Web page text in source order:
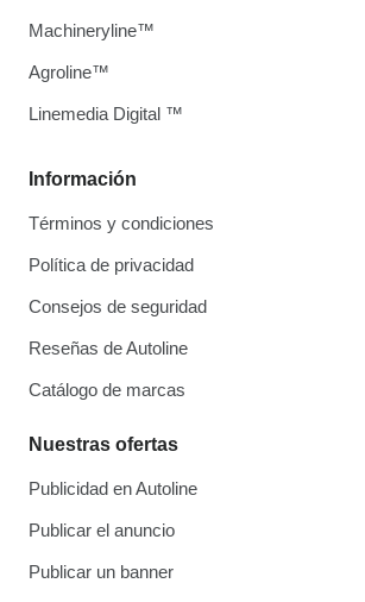
Información
Términos y condiciones
Política de privacidad
Consejos de seguridad
Reseñas de Autoline
Catálogo de marcas
Nuestras ofertas
Publicidad en Autoline
Publicar el anuncio
Publicar un banner
Machineryline™
Agroline™
Linemedia Digital ™